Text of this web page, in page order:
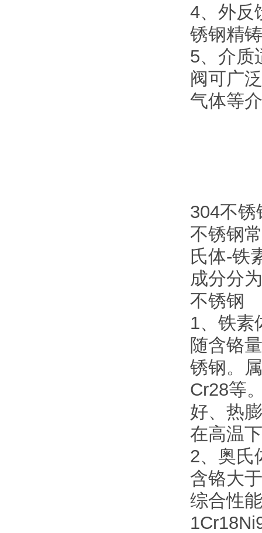
4、外反
锈钢精
5、介质
阀可广
气体等
304不
不锈钢
氏体-铁
成分分
不锈钢
1、铁素
随含铬
锈钢。
Cr28等
好、热
在高温
2、奥氏
含铬大
综合性